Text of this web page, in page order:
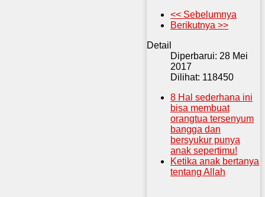
<< Sebelumnya
Berikutnya >>
Detail
Diperbarui: 28 Mei
2017
Dilihat: 118450
8 Hal sederhana ini
bisa membuat
orangtua tersenyum
bangga dan
bersyukur punya
anak sepertimu!
Ketika anak bertanya
tentang Allah